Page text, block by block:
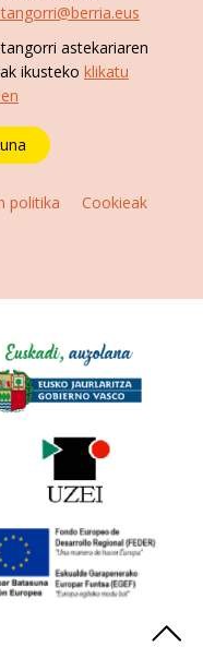
astekariaren
ikusteko klikatu
politika
Cookieak